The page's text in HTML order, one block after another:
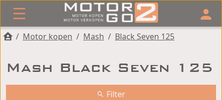
/ Motor kopen / Mash / Black Seven 125
Mash Black Seven 125
Filter